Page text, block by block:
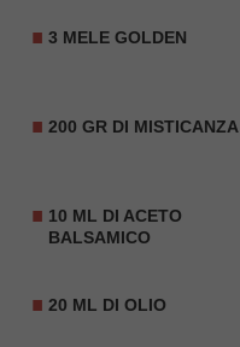
3 MELE GOLDEN
200 GR DI MISTICANZA
10 ML DI ACETO
BALSAMICO
20 ML DI OLIO